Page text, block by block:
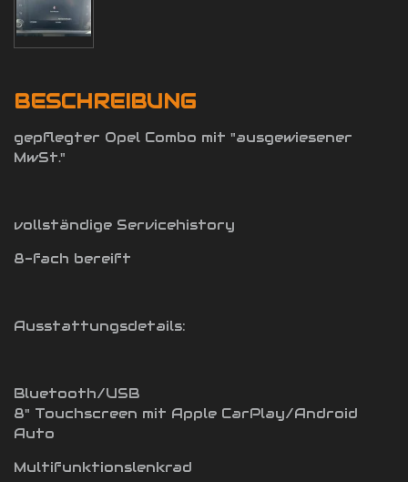
BESCHREIBUNG
gepflegter Opel Combo mit "ausgewiesener
MwSt."
vollständige Servicehistory
8-fach bereift
Ausstattungsdetails:
Bluetooth/USB
8" Touchscreen mit Apple CarPlay/Android
Auto
Multifunktionslenkrad